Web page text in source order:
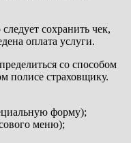
сохранить чек,
оплата услуги.
со способом
полисе страховщику.
форму);
меню);